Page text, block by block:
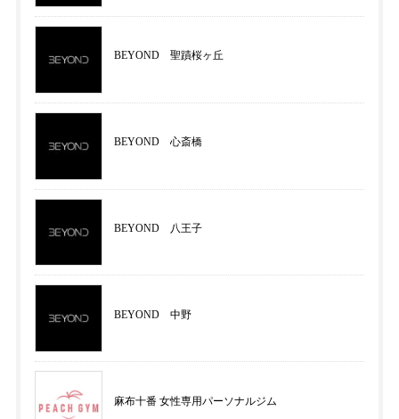
BEYOND 聖蹟桜ヶ丘
BEYOND 心斎橋
BEYOND 八王子
BEYOND 中野
麻布十番 女性専用パーソナルジム